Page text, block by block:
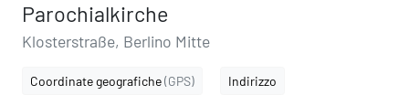
Parochialkirche
Klosterstraße, Berlino Mitte
Coordinate geografiche(GPS) Indirizzo